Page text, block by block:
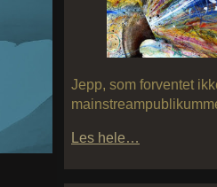
Jepp, som forventet
Les hele…